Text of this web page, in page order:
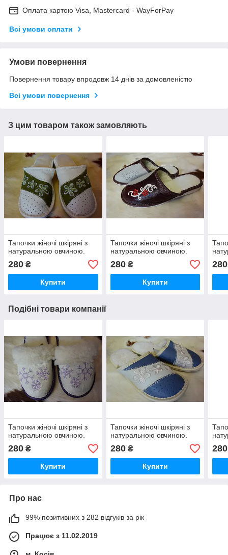
Оплата картою Visa, Mastercard - WayForPay
Всі умови оплати
Умови повернення
Повернення товару впродовж 14 днів за домовленістю
Всі умови повернення
З цим товаром також замовляють
Тапочки жіночі шкіряні з
натуральною овчиною.
280 ₴
Купити
Тапочки жіночі шкіряні з
натуральною овчиною.
280₴
Купити
280
Подібні товари компанії
Тапочки жіночі шкіряні з
натуральною овчиною.
280 ₴
Купити
Тапочки жіночі шкіряні з
натуральною овчиною.
280₴
Купити
280
Про нас
99% позитивних з 282 відгуків за рік
Працює з 11.02.2019